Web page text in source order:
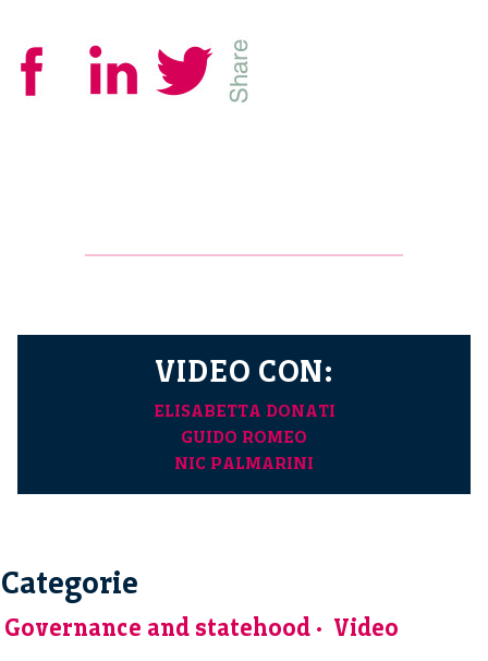
VIDEO CON:
ELISABETTA DONATI
GUIDO ROMEO
NIC PALMARINI
Categorie
Governance and statehood Video